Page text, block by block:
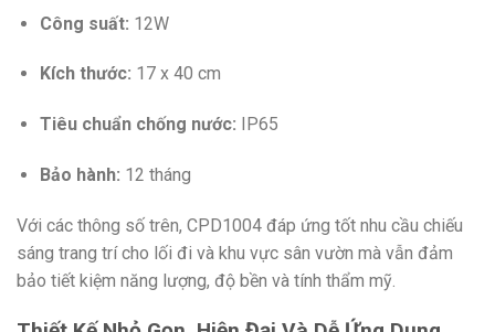
Công suất: 12W
Kích thước: 17 x 40 cm
Tiêu chuẩn chống nước: IP65
Bảo hành: 12 tháng
Với các thông số trên, CPD1004 đáp ứng tốt nhu cầu chiếu
sáng trang trí cho lối đi và khu vực sân vườn mà vẫn đảm
bảo tiết kiệm năng lượng, độ bền và tính thẩm mỹ.